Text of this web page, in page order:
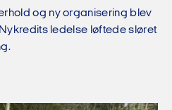
og ny organisering blev
ledelse løftede sløret